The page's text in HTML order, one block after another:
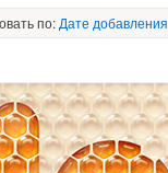
по: Дате добавления